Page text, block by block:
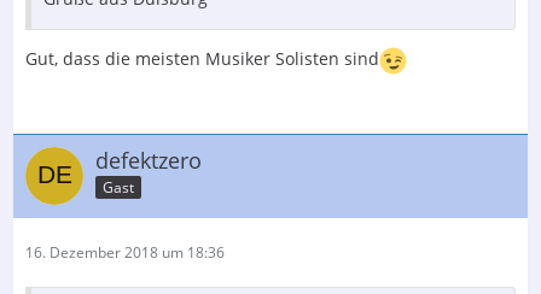
Gut, dass die meisten Musiker Solisten sind
defektzero
Gast
16. Dezember 2018 um 18:36